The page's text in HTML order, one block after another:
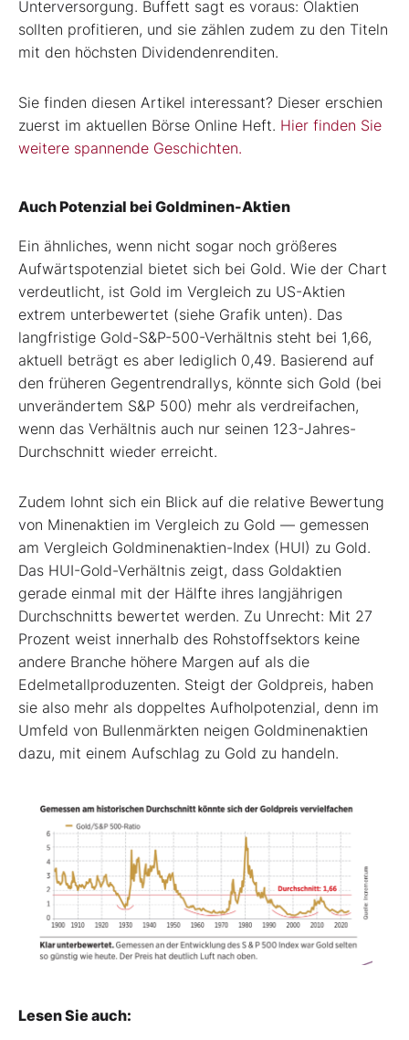
Unterversorgung. Buffett sagt es voraus: Ölaktien
sollten profitieren, und sie zählen zudem zu den Titeln
mit den höchsten Dividendenrenditen.
Sie finden diesen Artikel interessant? Dieser erschien
zuerst im aktuellen Börse Online Heft. Hier finden Sie
weitere spannende Geschichten.
Auch Potenzial bei Goldminen-Aktien
Ein ähnliches, wenn nicht sogar noch größeres
Aufwärtspotenzial bietet sich bei Gold. Wie der Chart
verdeutlicht, ist Gold im Vergleich zu US-Aktien
extrem unterbewertet (siehe Grafik unten). Das
langfristige Gold-S&P-500-Verhältnis steht bei 1,66,
aktuell beträgt es aber lediglich 0,49. Basierend auf
den früheren Gegentrendrallys, könnte sich Gold (bei
unverändertem S&P 500) mehr als verdreifachen,
wenn das Verhältnis auch nur seinen 123-Jahres-
Durchschnitt wieder erreicht.
Zudem lohnt sich ein Blick auf die relative Bewertung
von Minenaktien im Vergleich zu Gold — gemessen
am Vergleich Goldminenaktien-Index (HUI) zu Gold.
Das HUI-Gold-Verhältnis zeigt, dass Goldaktien
gerade einmal mit der Hälfte ihres langjährigen
Durchschnitts bewertet werden. Zu Unrecht: Mit 27
Prozent weist innerhalb des Rohstoffsektors keine
andere Branche höhere Margen auf als die
Edelmetallproduzenten. Steigt der Goldpreis, haben
sie also mehr als doppeltes Aufholpotenzial, denn im
Umfeld von Bullenmärkten neigen Goldminenaktien
dazu, mit einem Aufschlag zu Gold zu handeln.
Lesen Sie auch: